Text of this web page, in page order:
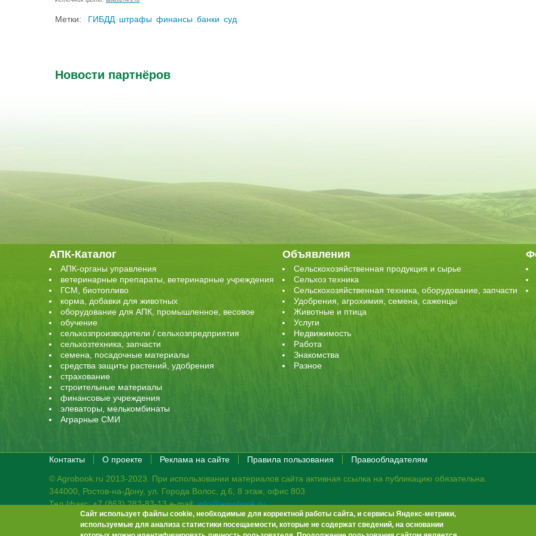
Метки: ГИБДД штрафы финансы банки суд
Новости партнёров
АПК-Каталог
АПК-органы управления
ветеринарные препараты, ветеринарные учреждения
ГСМ, биотопливо
корма, добавки для животных
оборудование для АПК, промышленное, весовое
обучение
сельхозпроизводители / сельхозпредприятия
сельхозтехника, запчасти
семена, посадочные материалы
средства защиты растений, удобрения
страхование
строительные материалы
финансовые учреждения
элеваторы, мелькомбинаты
Аграрные СМИ
Объявления
Сельскохозяйственная продукция и сырье
Сельхоз техника
Сельскохозяйственная техника, оборудование, запчасти
Удобрения, агрохимия, семена, саженцы
Животные и птица
Услуги
Недвижимость
Работа
Знакомства
Разное
Контакты О проекте Реклама на сайте Правила пользования
Правообладателям
© Agrobook.ru 2013-2023. При использовании материалов сайта активная ссылка на публикацию обязательна.
344000, Ростов-на-Дону, ул. Города Волос, д.6, 8 этаж, офис 803
Тел./факс: +7 (863) 282-83-13 e-mail:info@agrobook.ru
Возрастная категория сайта: 16+. Объявления на сайте не премодерируются.Положение о защите персональных данных
Гала Алиевна Каймакчи – редактор, тел.: (863) 282-83-13info@agrobook.ru
Сайт использует файлы cookie, необходимые для корректной работы сайта, и сервисы Яндекс-метрики,
используемые для анализа статистики посещаемости, которые не содержат сведений, на основании